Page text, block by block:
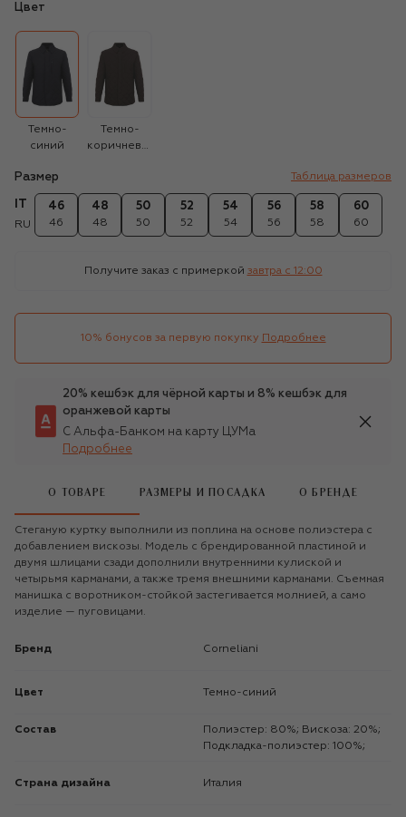
Цвет
Темно-
синий
Темно-
коричневый
Размер Таблица размеров
RU
46
46
48
48
50
50
52
52
54
54
56
56
58
58
60
60
Получите заказ с примеркой завтра c 12:00
10% бонусов за первую покупку Подробнее
20% кешбэк для чёрной карты и 8% кешбэк для
оранжевой карты
С Альфа-Банком на карту ЦУМа
Подробнее
О ТОВАРЕ РАЗМЕРЫ И ПОСАДКА О БРЕНДЕ
Стеганую куртку выполнили из поплина на основе полиэстера с
добавлением вискозы. Модель с брендированной пластиной и
двумя шлицами сзади дополнили внутренними кулиской и
четырьмя карманами, а также тремя внешними карманами. Съемная
манишка с воротником-стойкой застегивается молнией, а само
изделие — пуговицами.
Бренд Corneliani
Цвет Темно-синий
Состав
Полиэстер: 80%; Вискоза: 20%;
Подкладка-полиэстер: 100%;
Страна дизайна Италия